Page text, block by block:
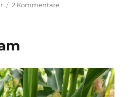
2 Kommentarezu
geplant